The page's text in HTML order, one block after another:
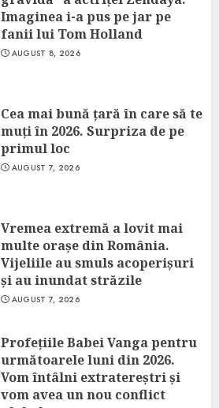
Imaginea i-a pus pe jar pe
fanii lui Tom Holland
AUGUST 8, 2026
Cea mai bună țară în care să te
muți în 2026. Surpriza de pe
primul loc
AUGUST 7, 2026
Vremea extremă a lovit mai
multe orașe din România.
Vijeliile au smuls acoperișuri
și au inundat străzile
AUGUST 7, 2026
Profețiile Babei Vanga pentru
următoarele luni din 2026.
Vom întâlni extratereștri și
vom avea un nou conflict